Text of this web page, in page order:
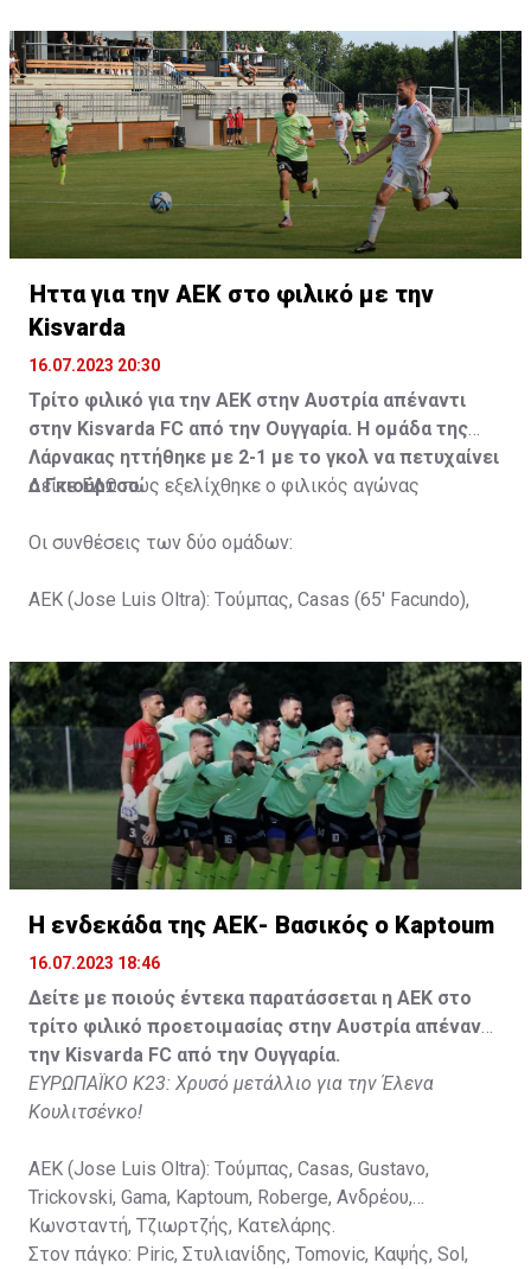
Ήττα για την ΑΕΚ στο φιλικό με την
Kisvarda
16.07.2023 20:30
Τρίτο φιλικό για την ΑΕΚ στην Αυστρία απέναντι
στην Kisvarda FC από την Ουγγαρία. Η ομάδα της
Λάρνακας ηττήθηκε με 2-1 με το γκολ να πετυχαίνει
ο Γκιούρτσο.
ΔείτεΕΔΩπώς εξελίχθηκε ο φιλικός αγώνας
Οι συνθέσεις των δύο ομάδων:
ΑΕΚ (Jose Luis Oltra): Tούμπας, Casas (65' Facundo),
Tomovic), Aνδρέου (65' Angel) , Κωνσταντή (65' Sol),
Τζιωρτζής (65' Faraj), Κατελάρης (65' Milicevic).
Στον πάγκο: Piric, Στυλιανίδης, Tomovic, Καψής, Sol,
Faraj, Lopes, Angel, Milicevic, Pons, Εγγλέζου, Facundo,
Gonzalez, Guyrcso, Μάμας.
Κisvarda FC (Milos Kruscic): Kovacs, Navratil, Raul, Szor,
Lippai, Alic, Kormendi, Makowski, Czekus, Ilievski,
Spasic.
Στον πάγκο: Petkovic, Cipetic, Kovasic, Jovicic, Szeles,
Vida, Otvos, Lucas, Camas, Mesanovic.
H ενδεκάδα της ΑΕΚ- Βασικός ο Kaptoum
16.07.2023 18:46
Δείτε με ποιούς έντεκα παρατάσσεται η ΑΕΚ στο
τρίτο φιλικό προετοιμασίας στην Αυστρία απέναντι
την Kisvarda FC από την Ουγγαρία.
ΕΥΡΩΠΑΪΚΟ Κ23: Χρυσό μετάλλιο για την Έλενα
Κουλιτσένκο!
ΑΕΚ (Jose Luis Oltra): Tούμπας, Casas, Gustavo,
Trickovski, Gama, Κaptoum, Roberge, Aνδρέου,
Κωνσταντή, Τζιωρτζής, Κατελάρης.
Στον πάγκο: Piric, Στυλιανίδης, Tomovic, Καψής, Sol,